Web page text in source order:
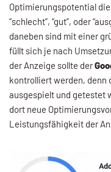
Optimierungspotential
“schlecht”, “gut”, oder
daneben sind mit einer
füllt sich je nach
der Anzeige sollte der
kontrolliert werden, denn
ausgespielt und getestet
dort neue
Leistungsfähigkeit der